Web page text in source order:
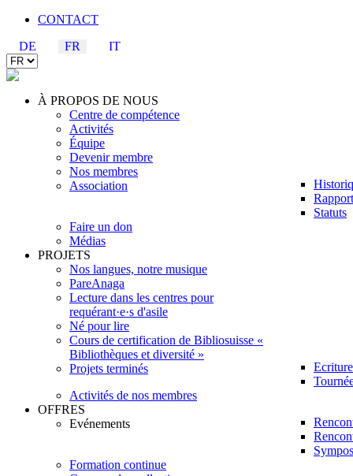
CONTACT
DE
FR IT
À PROPOS DE NOUS
Centre de compétence
Activités
Équipe
Devenir membre
Nos membres
Association
Statuts
Faire un don
Médias
PROJETS
Nos langues, notre musique
PareAnaga
Lecture dans les centres pour
requérant·e·s d'asile
Né pour lire
Cours de certification de Bibliosuisse «
Bibliothèques et diversité »
Projets terminés
Activités de nos membres
OFFRES
Evénements
Formation continue